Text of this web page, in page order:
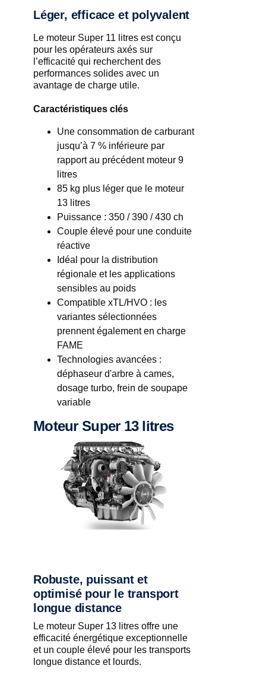
Léger, efficace et polyvalent
Le moteur Super 11 litres est conçu
pour les opérateurs axés sur
l’efficacité qui recherchent des
performances solides avec un
avantage de charge utile.
Caractéristiques clés
Une consommation de carburant
jusqu’à 7 % inférieure par
rapport au précédent moteur 9
litres
85 kg plus léger que le moteur
13 litres
Puissance : 350 / 390 / 430 ch
Couple élevé pour une conduite
réactive
Idéal pour la distribution
régionale et les applications
sensibles au poids
Compatible xTL/HVO : les
variantes sélectionnées
prennent également en charge
FAME
Technologies avancées :
déphaseur d'arbre à cames,
dosage turbo, frein de soupape
variable
Moteur Super 13 litres
Robuste, puissant et
optimisé pour le transport
longue distance
Le moteur Super 13 litres offre une
efficacité énergétique exceptionnelle
et un couple élevé pour les transports
longue distance et lourds.